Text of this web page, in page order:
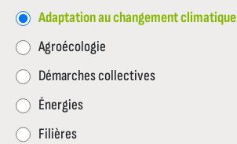
Adaptation au changement climatique
Agroécologie
Démarches collectives
Énergies
Filières